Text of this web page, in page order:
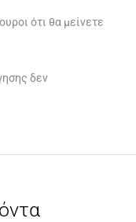
ότι θα μείνετε
δεν